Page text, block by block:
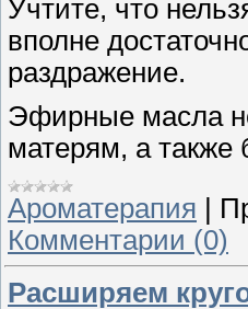
Учтите, что
вполне
раздражение.
Эфирные масла
матерям, а
Ароматерапия
Комментарии (0)
Расширяем